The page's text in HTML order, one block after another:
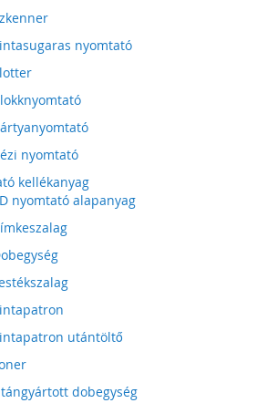
nyomtató
nyomtató
kellékanyag
nyomtató alapanyag
utántöltő
dobegység